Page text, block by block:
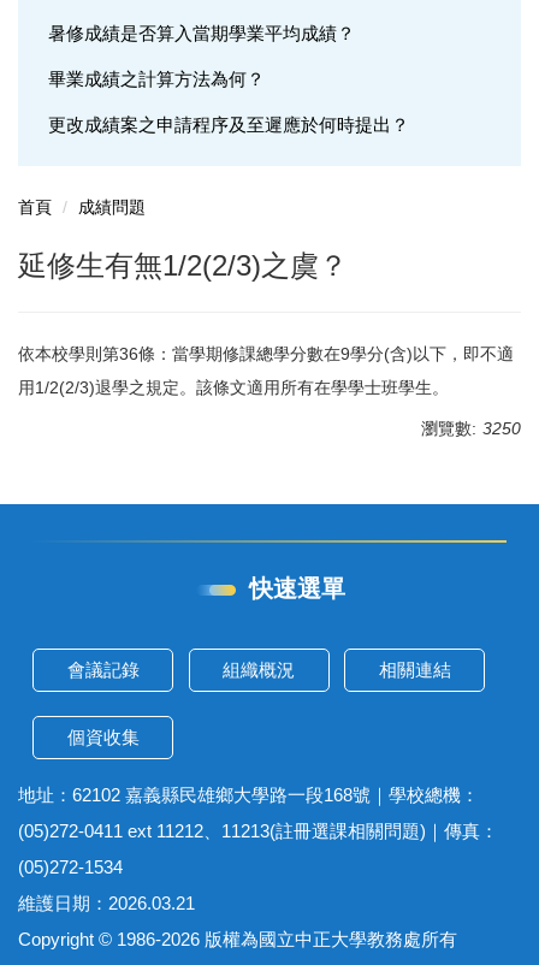
輔系(所、學位學程)問題
雙主修問題
轉系問題
暑修成績是否算入當期學業平均成績？
畢業成績之計算方法為何？
更改成績案之申請程序及至遲應於何時提出？
首頁 成績問題
延修生有無1/2(2/3)之虞？
依本校學則第36條：當學期修課總學分數在9學分(含)以下，即不適
用1/2(2/3)退學之規定。該條文適用所有在學學士班學生。
瀏覽數: 3250
快速選單
會議記錄 組織概況 相關連結
個資收集
地址：62102 嘉義縣民雄鄉大學路一段168號｜學校總機：
(05)272-0411 ext 11212、11213(註冊選課相關問題)｜傳真：
(05)272-1534
維護日期：2026.03.21
Copyright © 1986-2026 版權為國立中正大學教務處所有